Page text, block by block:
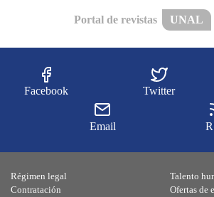
Portal de revistas UNAL
Facebook Twitter
Email
Régimen legal
Contratación
Talento
Ofertas de